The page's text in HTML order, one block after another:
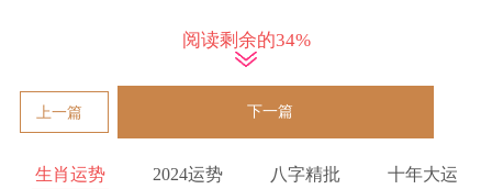
适合结婚的年龄和时间因人而异，需要根据自己的情况进行选
择。我们从属鼠女性的特点、以及社会和环境因素、财运和家庭
子，选择一个良辰吉日并制定个人的未来计划是非常必要的，这
阅读剩余的34%
上一篇 下一篇
生肖运势 2024运势 八字精批 十年大运